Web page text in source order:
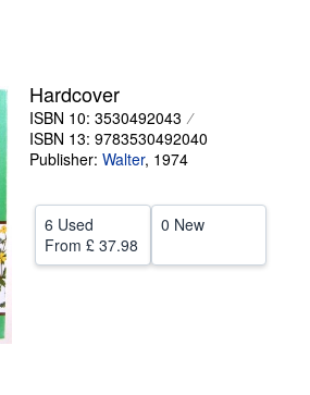
CLOSE
Hardcover
ISBN 10: 3530492043
ISBN 13: 9783530492040
Publisher: Walter, 1974
6 Used
From £ 37.98
0 New